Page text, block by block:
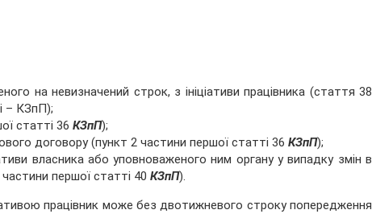
на невизначений строк, з ініціативи працівника (стаття 38
– КЗпП);
статті 36 КЗпП);
договору (пункт 2 частини першої статті 36 КЗпП);
власника або уповноваженого ним органу у випадку змін в
частини першої статті 40 КЗпП).
працівник може без двотижневого строку попередження